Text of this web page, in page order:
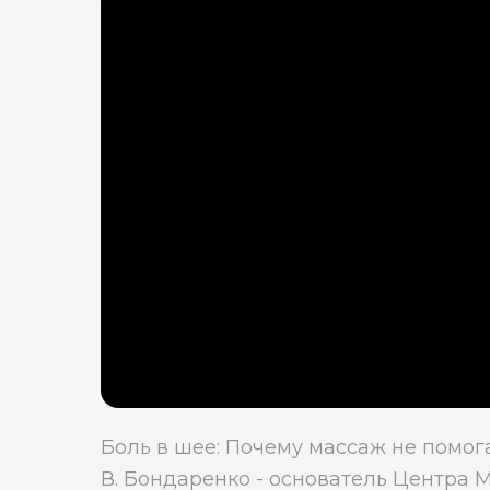
Боль в шее: Почему массаж не
В. Бондаренко - основатель Центра